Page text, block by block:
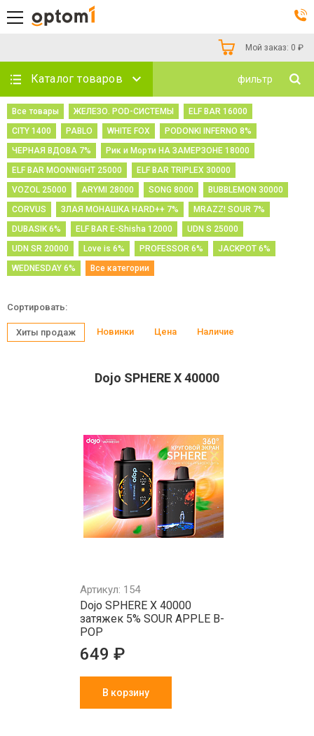
Мой заказ: 0 ₽
Каталог товаров фильтр
Все товары ЖЕЛЕЗО. POD-СИСТЕМЫ
ELF BAR 16000
CITY 1400
PABLO WHITE FOX
PODONKI INFERNO 8%
ЧЕРНАЯ ВДОВА 7%
Рик и Морти НА ЗАМЕРЗОНЕ 18000
ELF BAR MOONNIGHT 25000
ELF BAR TRIPLEX 30000
VOZOL 25000
ARYMI 28000 SONG 8000
BUBBLEMON 30000
CORVUS
ЗЛАЯ МОНАШКА HARD++ 7%
MRAZZ! SOUR 7%
DUBASIK 6%
ELF BAR E-Shisha 12000
UDN S 25000
UDN SR 20000
Love is 6% PROFESSOR 6%
JACKPOT 6%
WEDNESDAY 6%
Все категории
Сортировать:
Хиты продаж Новинки Цена Наличие
Dojo SPHERE X 40000
Артикул: 154
Dojo SPHERE X 40000
затяжек 5% SOUR APPLE B-
POP
649 ₽
В корзину